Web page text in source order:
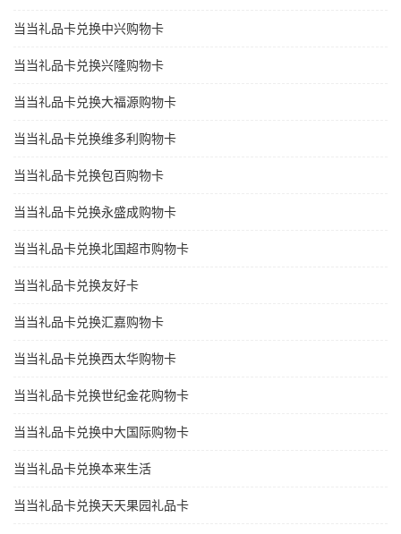
当当礼品卡兑换中兴购物卡
当当礼品卡兑换兴隆购物卡
当当礼品卡兑换大福源购物卡
当当礼品卡兑换维多利购物卡
当当礼品卡兑换包百购物卡
当当礼品卡兑换永盛成购物卡
当当礼品卡兑换北国超市购物卡
当当礼品卡兑换友好卡
当当礼品卡兑换汇嘉购物卡
当当礼品卡兑换西太华购物卡
当当礼品卡兑换世纪金花购物卡
当当礼品卡兑换中大国际购物卡
当当礼品卡兑换本来生活
当当礼品卡兑换天天果园礼品卡